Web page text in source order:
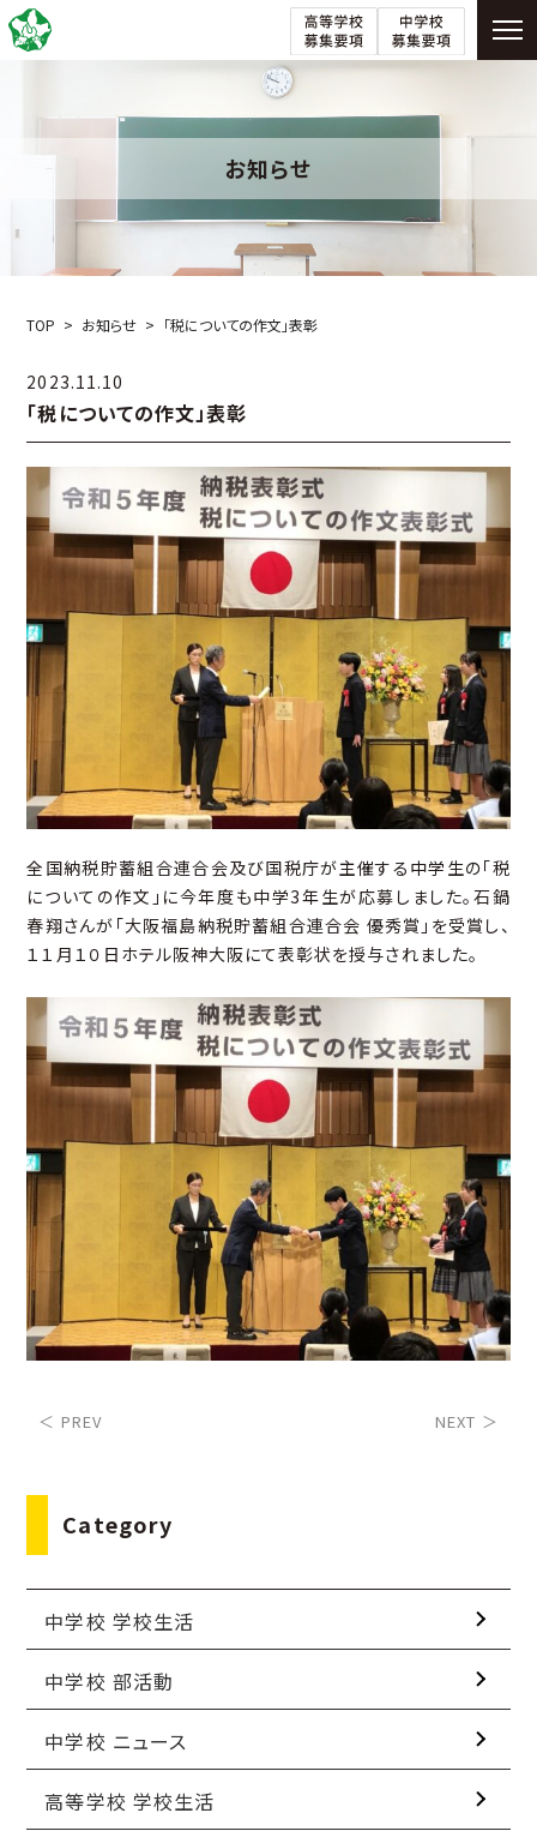
お知らせ
TOP お知らせ 「税についての作文」表彰
2023.11.10
「税についての作文」表彰
全国納税貯蓄組合連合会及び国税庁が主催する中学生の「税
についての作文」に今年度も中学3年生が応募しました。石鍋
春翔さんが「大阪福島納税貯蓄組合連合会 優秀賞」を受賞し、
１１月１０日ホテル阪神大阪にて表彰状を授与されました。
＜ PREV NEXT ＞
Category
中学校 学校生活
中学校 部活動
中学校 ニュース
高等学校 学校生活